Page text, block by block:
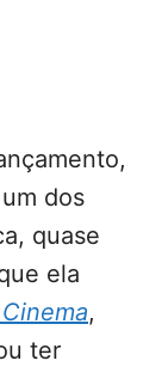
dos
quase
ela
,
ter